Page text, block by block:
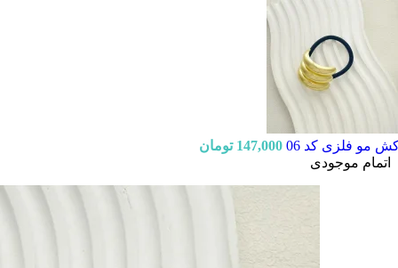
مو فلزی کد 06 147,000 تومان
اتمام موجودی